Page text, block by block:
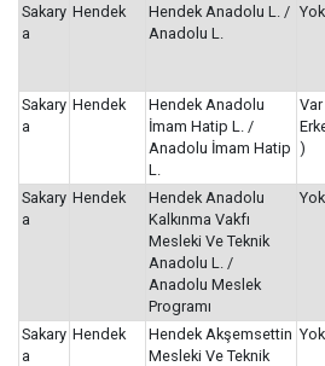
Sakary
a
Hendek
Hendek Anadolu L. /
Anadolu L.
Yok
Sakary
a
Hendek
Hendek Anadolu
İmam Hatip L. /
Anadolu İmam Hatip
L.
Var
)
Sakary
a
Hendek
Hendek Anadolu
Kalkınma Vakfı
Mesleki Ve Teknik
Anadolu L. /
Anadolu Meslek
Programı
Yok
Sakary
a
Hendek
Hendek Akşemsettin
Mesleki Ve Teknik
Yok